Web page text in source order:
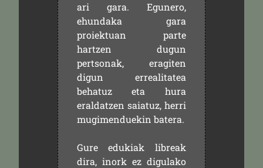
ari gara. Egunero,
ehundaka gara
proiektuan parte
hartzen dugun
pertsonak, eragiten
digun errealitatea
behatuz eta hura
eraldatzen saiatuz, herri
mugimenduekin batera.
Gure edukiak libreak
dira, inork ez digulako